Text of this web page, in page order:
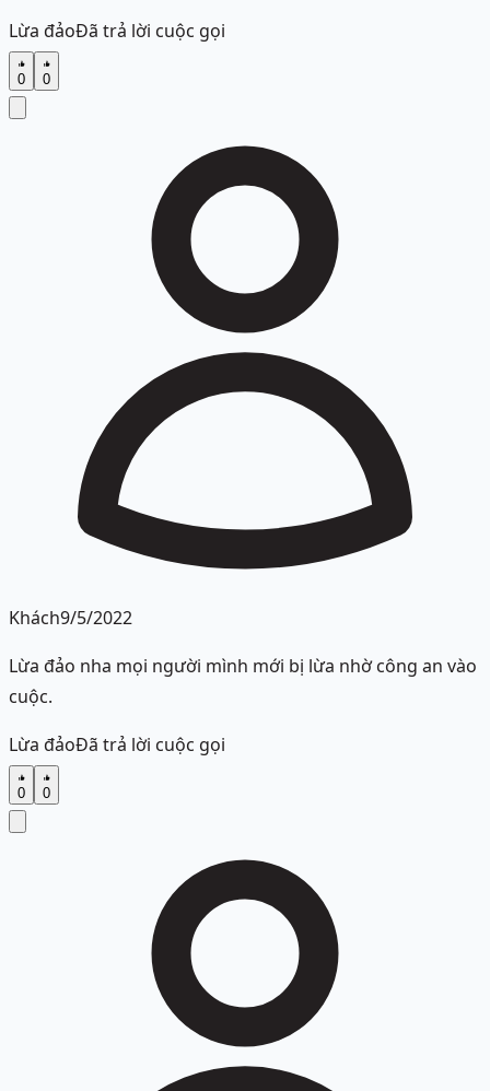
Lừa đảoĐã trả lời cuộc gọi
0 0
Khách9/5/2022
Lừa đảo nha mọi người mình mới bị lừa nhờ công an vào
cuộc.
Lừa đảoĐã trả lời cuộc gọi
0 0